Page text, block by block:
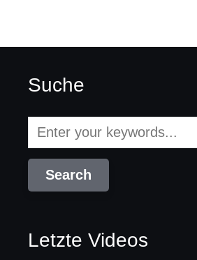
Suche
Letzte Videos